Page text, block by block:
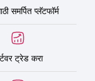
समर्पित प्लॅटफॉर्म
ट्रेड करा